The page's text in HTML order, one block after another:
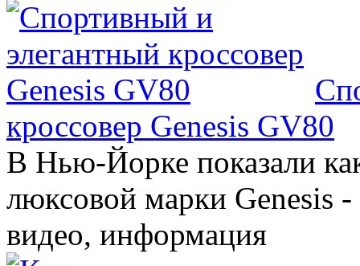
кроссовер Genesis GV80
В Нью-Йорке показали
люксовой марки Genesis
видео, информация